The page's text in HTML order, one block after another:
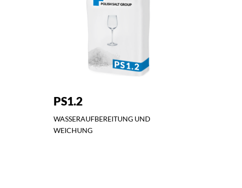
PS1.2
WASSERAUFBEREITUNG UND
WEICHUNG